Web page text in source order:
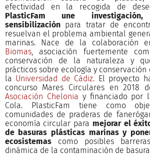
efectividad en la recogida de
PlasticFam une
sensibilización para tratar de
resuelvan el problema ambiental
marinas. Nace de la colaboración
Biomas, asociación fuertemente
conservación de la naturaleza y
prácticos sobre ecología y conservación
la Universidad de Cádiz. El proyecto
concurso Mares Circulares en 2018
Asociación Chelonia y financiado por
Cola. PlasticFam tiene como
comunidades de praderas de
economía circular para mejorar el
de basuras plásticas marinas y
ecosistemascomo posibles
dinámica de la contaminación de